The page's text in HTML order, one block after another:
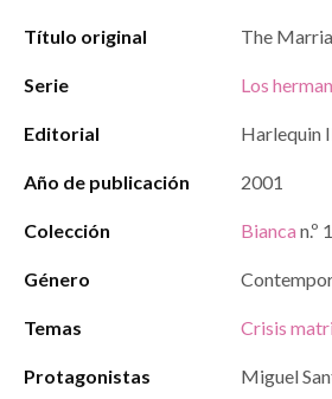
Título original The
Serie Los
Editorial Harlequin
Año de publicación 2001
Colección Bianca n.º
Género
Temas Crisis
Protagonistas Miguel